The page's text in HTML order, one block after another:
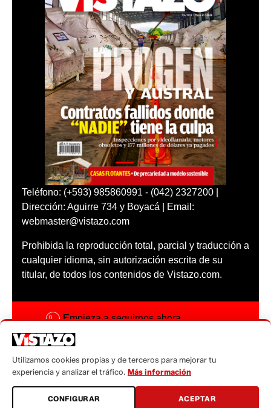
Teléfono: (+593) 985860991 - (042) 2327200 |
Dirección: Aguirre 734 y Boyacá | Email:
webmaster@vistazo.com
Prohibida la reproducción total, parcial y traducción a
cualquier idioma, sin autorización escrita de su
titular, de todos los contenidos de Vistazo.com.
Empieza a seguirnos ahora
Código ética
Sugerencias a:
sugerencias@vistazo.com
Utilizamos cookies propias y de terceros para mejorar tu
experiencia y analizar el tráfico. Más información
CONFIGURAR ACEPTAR